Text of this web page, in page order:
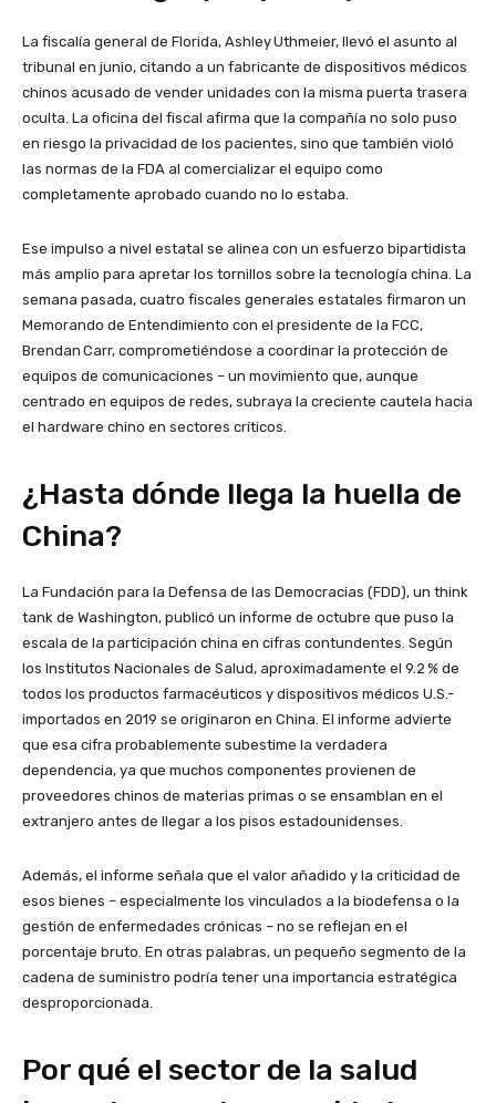
La fiscalía general de Florida, Ashley Uthmeier, llevó el asunto al
tribunal en junio, citando a un fabricante de dispositivos médicos
chinos acusado de vender unidades con la misma puerta trasera
oculta. La oficina del fiscal afirma que la compañía no solo puso
en riesgo la privacidad de los pacientes, sino que también violó
las normas de la FDA al comercializar el equipo como
completamente aprobado cuando no lo estaba.
Ese impulso a nivel estatal se alinea con un esfuerzo bipartidista
más amplio para apretar los tornillos sobre la tecnología china. La
semana pasada, cuatro fiscales generales estatales firmaron un
Memorando de Entendimiento con el presidente de la FCC,
Brendan Carr, comprometiéndose a coordinar la protección de
equipos de comunicaciones – un movimiento que, aunque
centrado en equipos de redes, subraya la creciente cautela hacia
el hardware chino en sectores críticos.
¿Hasta dónde llega la huella de
China?
La Fundación para la Defensa de las Democracias (FDD), un think
tank de Washington, publicó un informe de octubre que puso la
escala de la participación china en cifras contundentes. Según
los Institutos Nacionales de Salud, aproximadamente el 9.2 % de
todos los productos farmacéuticos y dispositivos médicos U.S.-
importados en 2019 se originaron en China. El informe advierte
que esa cifra probablemente subestime la verdadera
dependencia, ya que muchos componentes provienen de
proveedores chinos de materias primas o se ensamblan en el
extranjero antes de llegar a los pisos estadounidenses.
Además, el informe señala que el valor añadido y la criticidad de
esos bienes – especialmente los vinculados a la biodefensa o la
gestión de enfermedades crónicas – no se reflejan en el
porcentaje bruto. En otras palabras, un pequeño segmento de la
cadena de suministro podría tener una importancia estratégica
desproporcionada.
Por qué el sector de la salud